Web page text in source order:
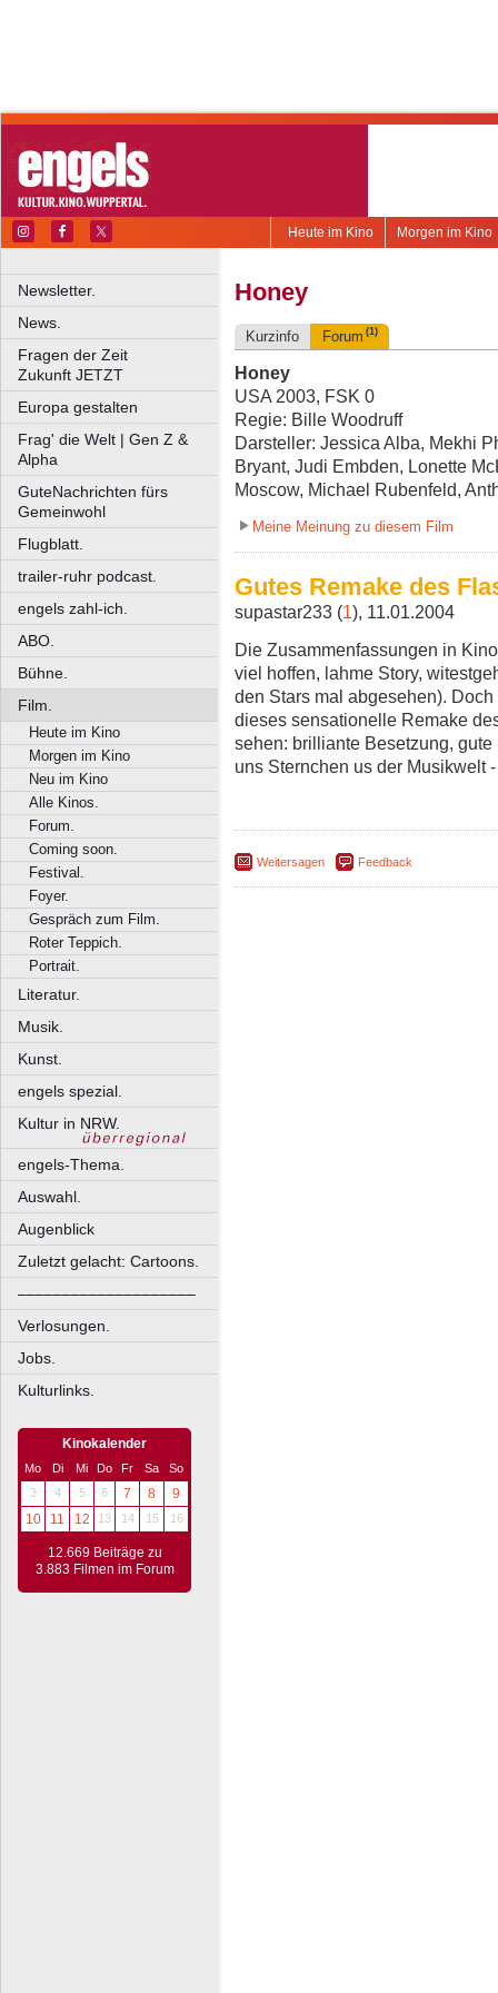
Morgen im Kino
Heute im Kino
Newsletter.
News.
Fragen der Zeit
Zukunft JETZT
Europa gestalten
Frag' die Welt | Gen Z &
Alpha
GuteNachrichten fürs
Gemeinwohl
Flugblatt.
trailer-ruhr podcast.
engels zahl-ich.
ABO.
Bühne.
Film.
Heute im Kino
Morgen im Kino
Neu im Kino
Alle Kinos.
Forum.
Coming soon.
Festival.
Foyer.
Gespräch zum Film.
Roter Teppich.
Portrait.
Literatur.
Musik.
Kunst.
engels spezial.
Kultur in NRW.
engels-Thema.
Auswahl.
Augenblick
Zuletzt gelacht: Cartoons.
––––––––––––––––––––
Verlosungen.
Jobs.
Kulturlinks.
Kinokalender
Mo Di Mi Do Fr Sa
So
3
4 5 6 7 8
9
10
11 12 13 14 15 16
12.669 Beiträge zu
3.883 Filmen im Forum
Honey
Kurzinfo Forum (1)
Honey
USA 2003, FSK 0
Regie: Bille Woodruff
Darsteller: Jessica Alba, Mekhi
Bryant, Judi Embden, Lonette
Moscow, Michael Rubenfeld,
Meine Meinung zu diesem Film
Gutes Remake des
supastar233 (1), 11.01.2004
Die Zusammenfassungen in
viel hoffen, lahme Story,
den Stars mal abgesehen).
dieses sensationelle Remake
sehen: brilliante Besetzung,
uns Sternchen us der Musikwelt
Weitersagen Feedback